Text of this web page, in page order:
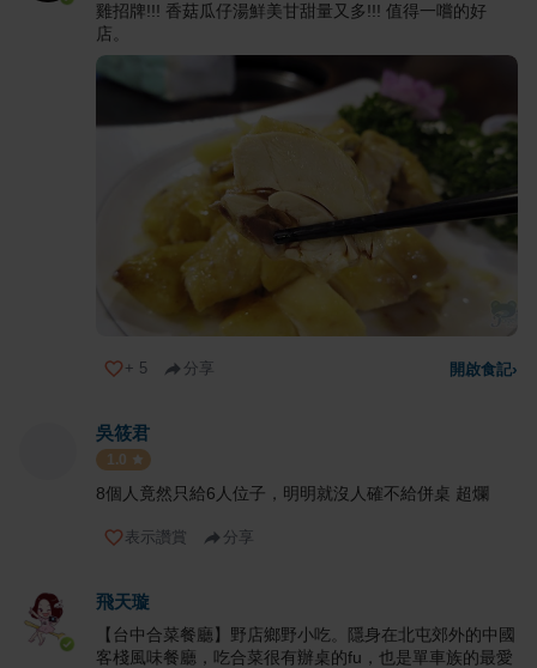
雞招牌!!! 香菇瓜仔湯鮮美甘甜量又多!!! 值得一嚐的好
店。
+ 5 分享 開啟食記›
吳筱君
1.0
8個人竟然只給6人位子，明明就沒人確不給併桌 超爛
表示讚賞 分享
飛天璇
【台中合菜餐廳】野店鄉野小吃。隱身在北屯郊外的中國
客棧風味餐廳，吃合菜很有辦桌的fu，也是單車族的最愛